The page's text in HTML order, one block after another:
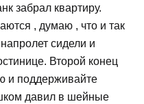
забрал квартиру.
, думаю , что и так
сидели и
Второй конец
и поддерживайте
давил в шейные